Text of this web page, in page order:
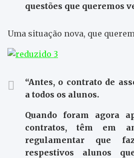
questões que queremos
Uma situação nova, que
“Antes, o contrato de
a todos os alunos.
Quando foram agora
contratos, têm em
regulamentar que
respestivos alunos